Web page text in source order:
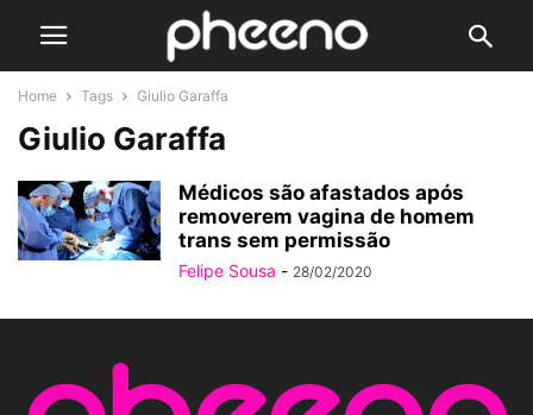
Home Tags Giulio Garaffa
Giulio Garaffa
Médicos são afastados após
removerem vagina de homem
trans sem permissão
Felipe Sousa - 28/02/2020